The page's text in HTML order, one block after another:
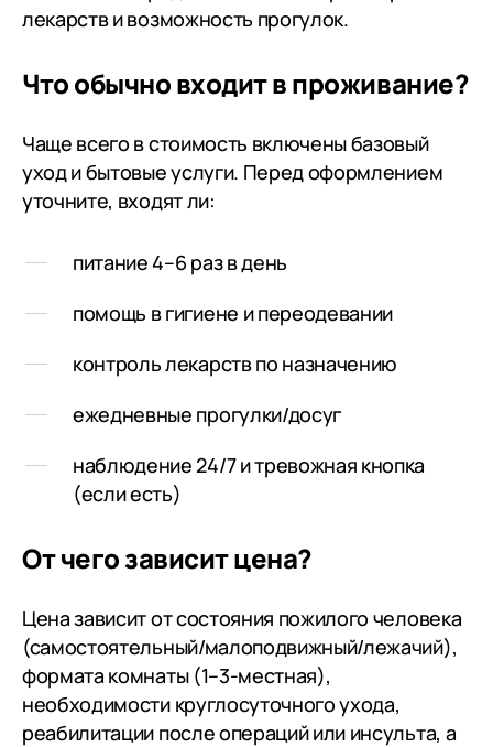
лекарств и возможность прогулок.
Что обычно входит в проживание?
Чаще всего в стоимость включены базовый
уход и бытовые услуги. Перед оформлением
уточните, входят ли:
питание 4–6 раз в день
помощь в гигиене и переодевании
контроль лекарств по назначению
ежедневные прогулки/досуг
наблюдение 24/7 и тревожная кнопка
(если есть)
От чего зависит цена?
Цена зависит от состояния пожилого человека
(самостоятельный/малоподвижный/лежачий),
формата комнаты (1–3-местная),
необходимости круглосуточного ухода,
реабилитации после операций или инсульта, а